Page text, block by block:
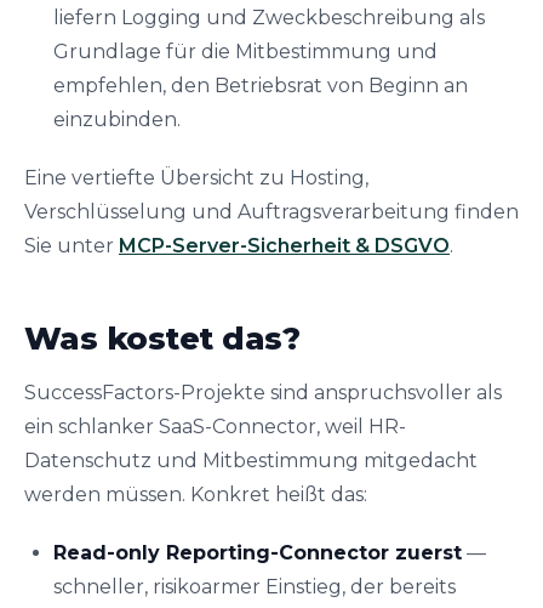
liefern Logging und Zweckbeschreibung als
Grundlage für die Mitbestimmung und
empfehlen, den Betriebsrat von Beginn an
einzubinden.
Eine vertiefte Übersicht zu Hosting,
Verschlüsselung und Auftragsverarbeitung finden
Sie unter MCP-Server-Sicherheit & DSGVO.
Was kostet das?
SuccessFactors-Projekte sind anspruchsvoller als
ein schlanker SaaS-Connector, weil HR-
Datenschutz und Mitbestimmung mitgedacht
werden müssen. Konkret heißt das:
Read-only Reporting-Connector zuerst —
schneller, risikoarmer Einstieg, der bereits